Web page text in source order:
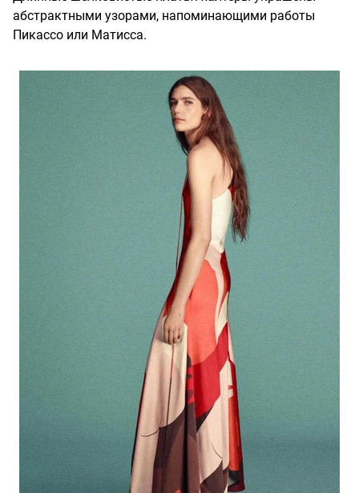
абстрактными узорами, напоминающими работы
Пикассо или Матисса.